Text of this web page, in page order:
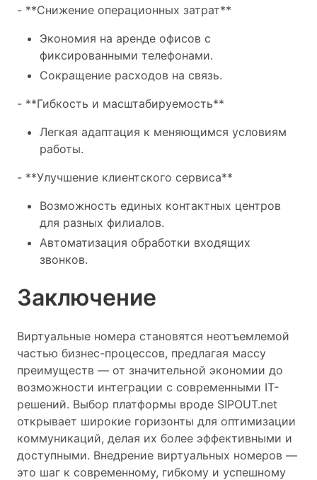
- **Снижение операционных затрат**
Экономия на аренде офисов с
фиксированными телефонами.
Сокращение расходов на связь.
- **Гибкость и масштабируемость**
Легкая адаптация к меняющимся условиям
работы.
- **Улучшение клиентского сервиса**
Возможность единых контактных центров
для разных филиалов.
Автоматизация обработки входящих
звонков.
Заключение
Виртуальные номера становятся неотъемлемой
частью бизнес-процессов, предлагая массу
преимуществ — от значительной экономии до
возможности интеграции с современными IT-
решений. Выбор платформы вроде SIPOUT.net
открывает широкие горизонты для оптимизации
коммуникаций, делая их более эффективными и
доступными. Внедрение виртуальных номеров —
это шаг к современному, гибкому и успешному